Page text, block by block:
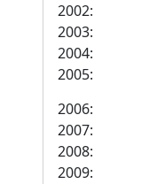
2002:
2003:
2004:
2005:
2006:
2007:
2008:
2009: